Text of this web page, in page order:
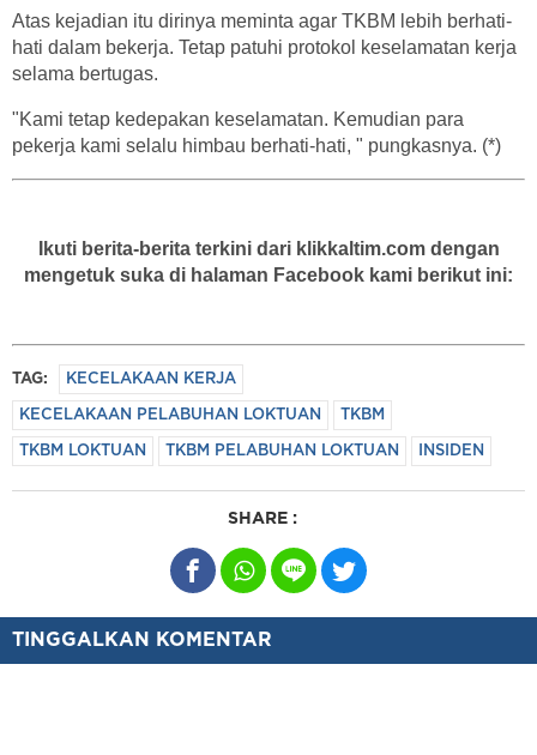
Atas kejadian itu dirinya meminta agar TKBM lebih berhati-
hati dalam bekerja. Tetap patuhi protokol keselamatan kerja
selama bertugas.
"Kami tetap kedepakan keselamatan. Kemudian para
pekerja kami selalu himbau berhati-hati, " pungkasnya. (*)
Ikuti berita-berita terkini dari klikkaltim.com dengan
mengetuk suka di halaman Facebook kami berikut ini:
TAG: KECELAKAAN KERJA
KECELAKAAN PELABUHAN LOKTUAN TKBM
TKBM LOKTUAN TKBM PELABUHAN LOKTUAN INSIDEN
SHARE :
TINGGALKAN KOMENTAR